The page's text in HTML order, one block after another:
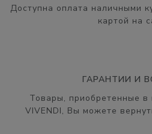
Доступна оплата наличными
картой на
ГАРАНТИИ И
Товары, приобретенные в
VIVENDI, Вы можете